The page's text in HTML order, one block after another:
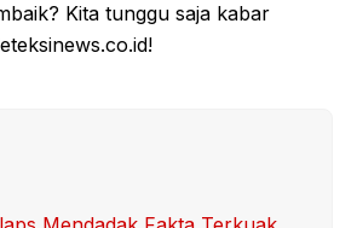
Kita tunggu saja kabar